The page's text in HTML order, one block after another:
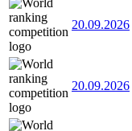
20.09.2026
20.09.2026